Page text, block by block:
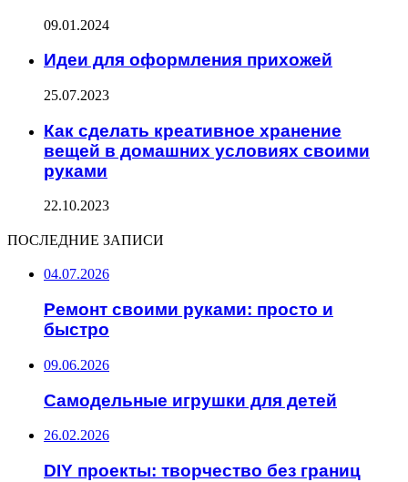
09.01.2024
Идеи для оформления прихожей
25.07.2023
Как сделать креативное хранение
вещей в домашних условиях своими
руками
22.10.2023
ПОСЛЕДНИЕ ЗАПИСИ
04.07.2026
Ремонт своими руками: просто и
быстро
09.06.2026
Самодельные игрушки для детей
26.02.2026
DIY проекты: творчество без границ